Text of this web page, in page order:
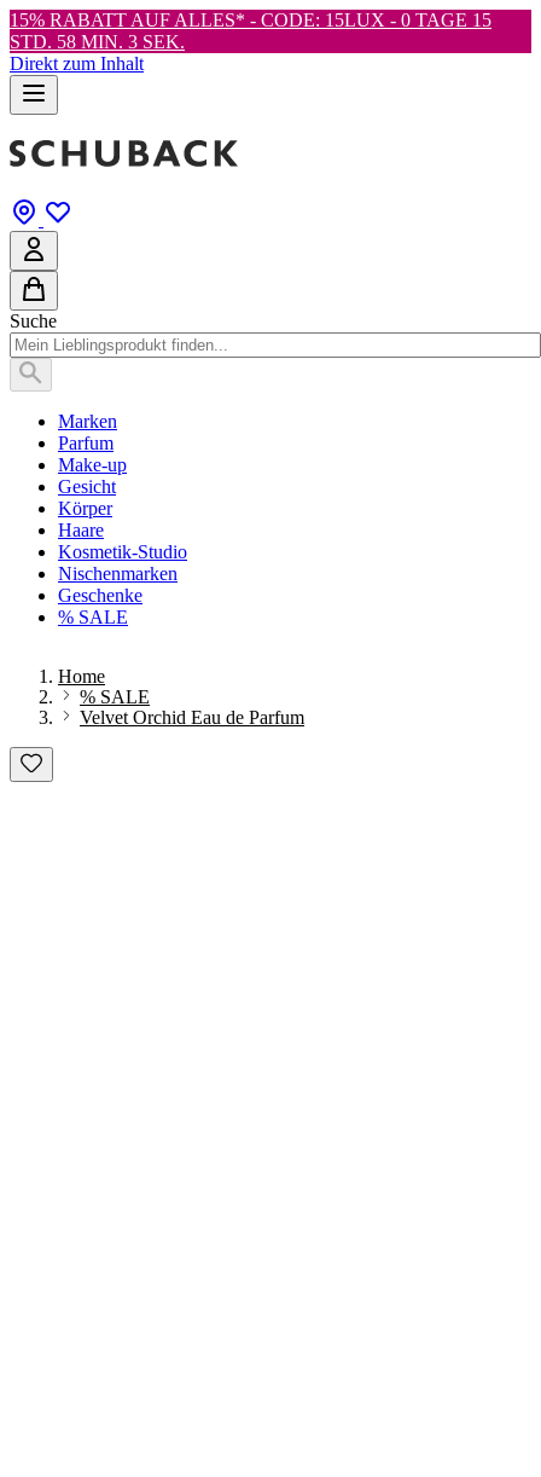
15% RABATT AUF ALLES* - CODE: 15LUX - 0 TAGE 15
STD. 58 MIN. 2 SEK.
Direkt zum Inhalt
Suche
Marken
Parfum
Make-up
Gesicht
Körper
Haare
Kosmetik-Studio
Nischenmarken
Geschenke
% SALE
Home
% SALE
Velvet Orchid Eau de Parfum